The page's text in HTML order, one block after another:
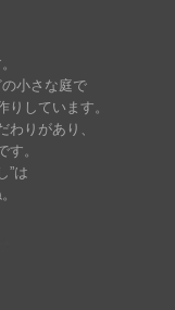
小さな庭で
しています。
りがあり、
。
”は